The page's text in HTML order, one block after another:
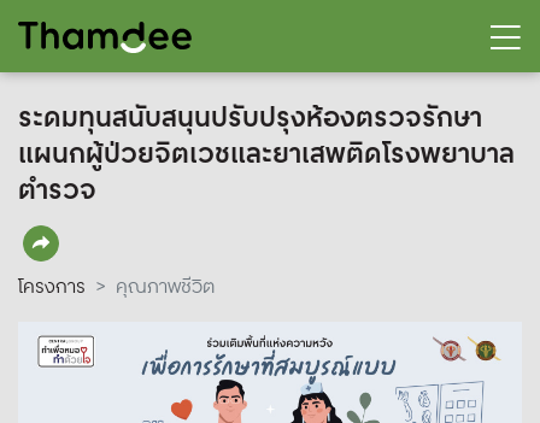
ระดมทุนสนับสนุนปรับปรุงห้องตรวจรักษา
แผนกผู้ป่วยจิตเวชและยาเสพติดโรงพยาบาล
ตำรวจ
โครงการ คุณภาพชีวิต